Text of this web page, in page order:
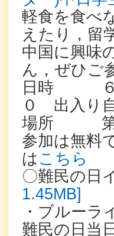
軽食を食べ
えたり，留
中国に興味
ん，ぜひご
日時 ６月
０ 出入り
場所 第二
参加は無料
は こちら
〇難民の日
1.45MB]
・ブルーラ
難民の日当